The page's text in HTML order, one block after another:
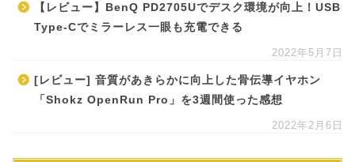
【レビュー】BenQ PD2705Uでデスク環境が向上！USB
Type-Cでミラーレス一眼も充電できる
2022年5月7日
[レビュー] 音質があきらかに向上した骨伝導イヤホン
「Shokz OpenRun Pro」を3週間使った感想
2022年2月6日